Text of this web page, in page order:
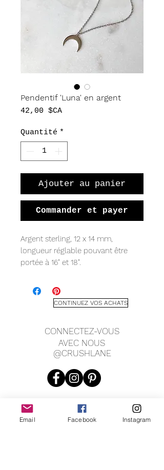
Pendentif 'Luna' en argent
42,00 $CAPrix
Quantité *
Ajouter au panier
Commander et payer
Argent sterling, 12 x 14 mm,
longueur réglable pouvant être
portée à 16" et 18".
CONTINUEZ VOS ACHATS
CONNECTEZ-VOUS
AVEC NOUS
@CRUSHLANE
JOIN OUR MAILING LIST
Email Facebook Instagram